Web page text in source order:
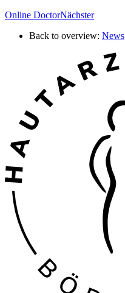
Online DoctorNächster
Back to overview: News